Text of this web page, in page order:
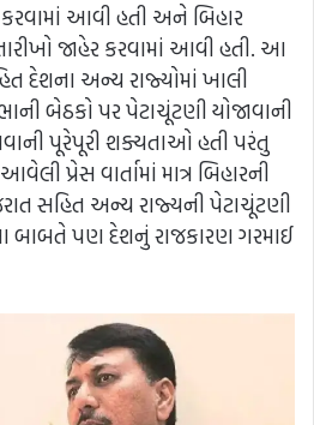
કરવામાં આવી હતી અને બિહાર
જાહેર કરવામાં આવી હતી. આ
દેશના અન્ય રાજ્યોમાં ખાલી
બેઠકો પર પેટાચૂંટણી યોજાવાની
પૂરેપૂરી શક્યતાઓ હતી પરંતુ
પ્રેસ વાર્તામાં માત્ર બિહારની
સહિત અન્ય રાજ્યની પેટાચૂંટણી
બાબતે પણ દેશનું રાજકારણ ગરમાઈ